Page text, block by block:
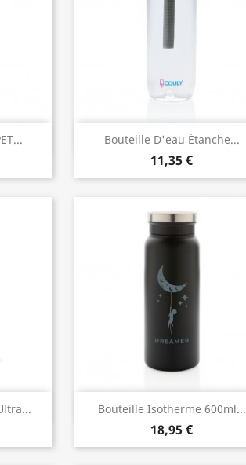
Bouteille D'eau Étanche...
11,35 €
Aperçu rapide
Bouteille Isotherme 600ml...
18,95 €
Aperçu rapide